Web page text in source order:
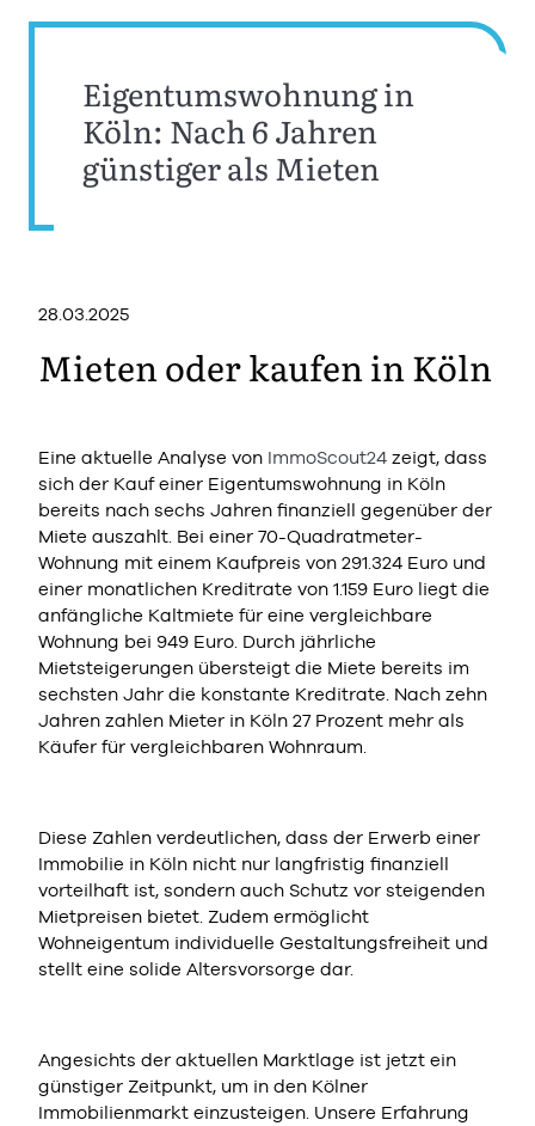
Eigentumswohnung in
Köln: Nach 6 Jahren
günstiger als Mieten
28.03.2025
Mieten oder kaufen in Köln
Eine aktuelle Analyse von ImmoScout24 zeigt, dass
sich der Kauf einer Eigentumswohnung in Köln
bereits nach sechs Jahren finanziell gegenüber der
Miete auszahlt. Bei einer 70-Quadratmeter-
Wohnung mit einem Kaufpreis von 291.324 Euro und
einer monatlichen Kreditrate von 1.159 Euro liegt die
anfängliche Kaltmiete für eine vergleichbare
Wohnung bei 949 Euro. Durch jährliche
Mietsteigerungen übersteigt die Miete bereits im
sechsten Jahr die konstante Kreditrate. Nach zehn
Jahren zahlen Mieter in Köln 27 Prozent mehr als
Käufer für vergleichbaren Wohnraum.
Diese Zahlen verdeutlichen, dass der Erwerb einer
Immobilie in Köln nicht nur langfristig finanziell
vorteilhaft ist, sondern auch Schutz vor steigenden
Mietpreisen bietet. Zudem ermöglicht
Wohneigentum individuelle Gestaltungsfreiheit und
stellt eine solide Altersvorsorge dar.
Angesichts der aktuellen Marktlage ist jetzt ein
günstiger Zeitpunkt, um in den Kölner
Immobilienmarkt einzusteigen. Unsere Erfahrung